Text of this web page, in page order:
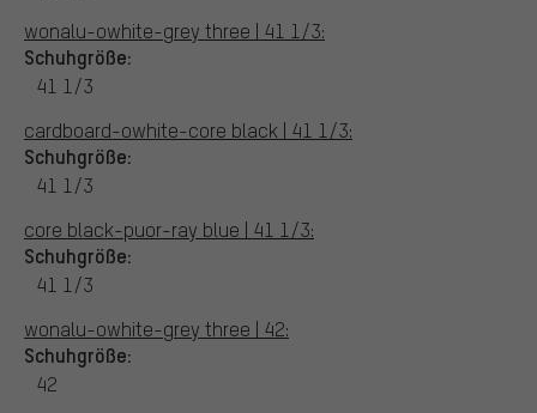
wonalu-owhite-grey three | 41 1/3:
Schuhgröße:
41 1/3
cardboard-owhite-core black | 41 1/3:
Schuhgröße:
41 1/3
core black-puor-ray blue | 41 1/3:
Schuhgröße:
41 1/3
wonalu-owhite-grey three | 42:
Schuhgröße:
42